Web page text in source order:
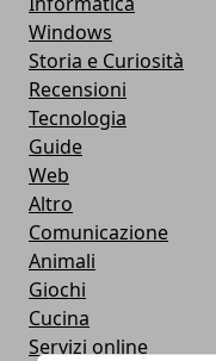
Windows
Storia e Curiosità
Recensioni
Tecnologia
Guide
Web
Altro
Comunicazione
Animali
Giochi
Cucina
Servizi online